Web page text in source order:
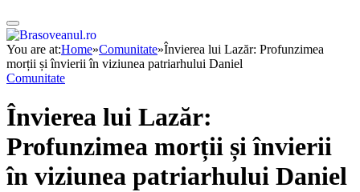
You are at:Home»Comunitate»Învierea lui Lazăr: Profunzimea
morții și învierii în viziunea patriarhului Daniel
Comunitate
Învierea lui Lazăr:
Profunzimea morții și învierii
în viziunea patriarhului Daniel